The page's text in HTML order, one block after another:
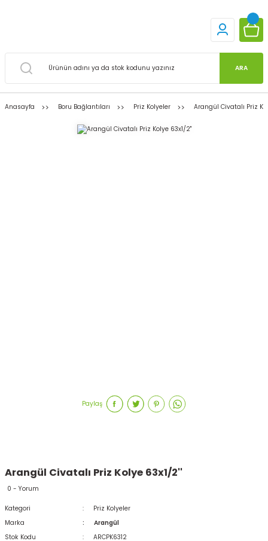
ARA
Anasayfa Boru Bağlantıları Priz Kolyeler Arangül Civatalı Priz
Paylaş
Arangül Civatalı Priz Kolye 63x1/2''
0 - Yorum
Kategori
Priz Kolyeler
Marka
Arangül
Stok Kodu
ARCPK6312